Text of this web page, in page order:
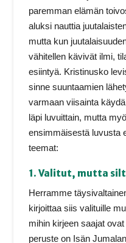
paremman elämän
aluksi nauttia
mutta kun
vähitellen kävivät ilmi,
esiintyä. Kristinusko
sinne suuntaamien
varmaan viisainta
läpi luvuittain, mutta
ensimmäisestä luvusta
teemat:
1. Valitut, mutta
Herramme
kirjoittaa siis valituille
mihin kirjeen saajat
peruste on Isän